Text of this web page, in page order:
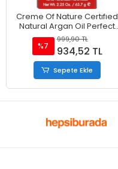
Creme Of Nature Certıfıed
Natural Argan Oil Perfect
Edges Extra Hold 63.7 g
%7
999,90 TL
934,52 TL
Sepete Ekle